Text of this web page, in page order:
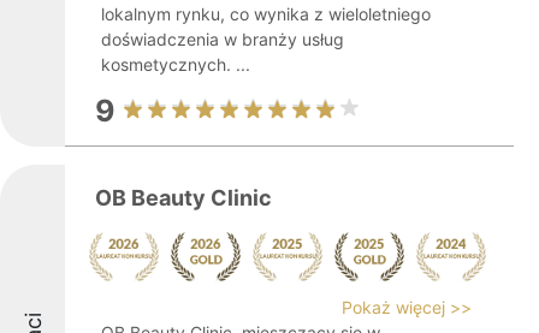
lokalnym rynku, co wynika z wieloletniego
doświadczenia w branży usług
kosmetycznych. ...
9
OB Beauty Clinic
Pokaż więcej >>